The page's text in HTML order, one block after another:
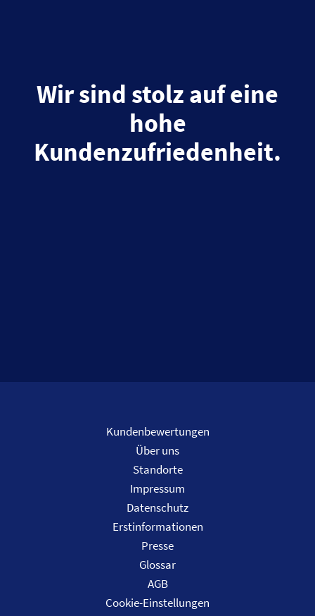
Wir sind stolz auf eine
hohe
Kundenzufriedenheit.
Kundenbewertungen
Über uns
Standorte
Impressum
Datenschutz
Erstinformationen
Presse
Glossar
AGB
Cookie-Einstellungen